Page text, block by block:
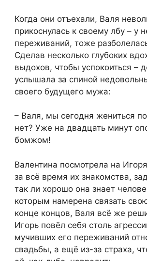
Когда они отъехали, Валя
прикоснулась к своему лбу – у
переживаний, тоже
Сделав несколько глубоких
выдохов, чтобы успокоиться –
услышала за спиной
своего будущего мужа:
– Валя, мы сегодня жениться
нет? Уже на двадцать минут
бомжом!
Валентина посмотрела на
за всё время их знакомства,
так ли хорошо она знает
которым намерена связать
конце концов, Валя всё же
Игорь повёл себя столь
мучивших его переживаний
свадьбы, а ещё из-за страха,